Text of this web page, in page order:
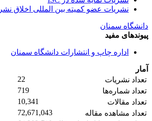
نشریات عضو کمیته بین المللی اخلاق نشر COPE
دانشگاه سمنان
پیوندهای مفید
اداره چاپ و انتشارات دانشگاه سمنان
آمار
تعداد نشریات
22
تعداد شماره‌ها
719
تعداد مقالات
10,341
تعداد مشاهده مقاله
72,671,043